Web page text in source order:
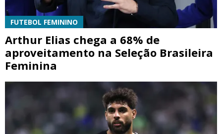
FUTEBOL FEMININO
Arthur Elias chega a 68% de
aproveitamento na Seleção Brasileira
Feminina